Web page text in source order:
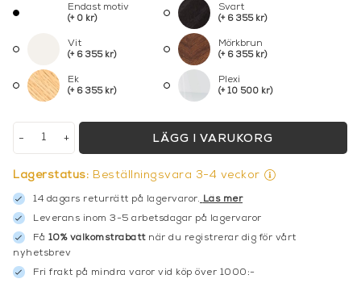
Endast motiv
(+ 0 kr)
Svart
(+ 6 355 kr)
Vit
(+ 6 355 kr)
Mörkbrun
(+ 6 355 kr)
Ek
(+ 6 355 kr)
Plexi
(+ 10 500 kr)
+
- LÄGG I VARUKORG
Lagerstatus: Beställningsvara 3-4 veckor
14 dagars returrätt på lagervaror. Läs mer
Leverans inom 3-5 arbetsdagar på lagervaror
Få 10% välkomstrabattnär du registrerar dig för vårt
nyhetsbrev
Fri frakt på mindra varor vid köp över 1000:-